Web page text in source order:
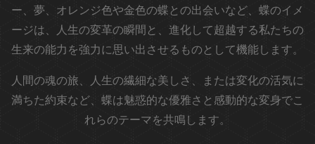
ー、夢、オレンジ色や金色の蝶との出会いなど、蝶のイメ
ージは、人生の変革の瞬間と、進化して超越する私たちの
生来の能力を強力に思い出させるものとして機能します。
人間の魂の旅、人生の繊細な美しさ、または変化の活気に
満ちた約束など、蝶は魅惑的な優雅さと感動的な変身でこ
れらのテーマを共鳴します。